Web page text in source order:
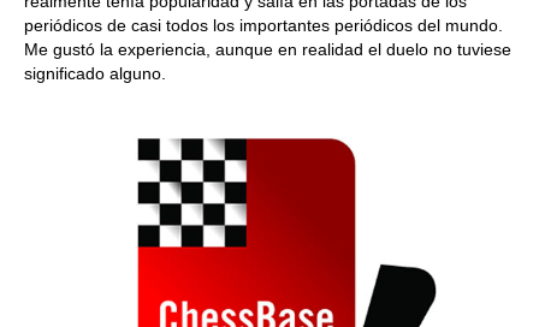
periódicos de casi todos los importantes periódicos del mundo.
Me gustó la experiencia, aunque en realidad el duelo no tuviese
significado alguno.